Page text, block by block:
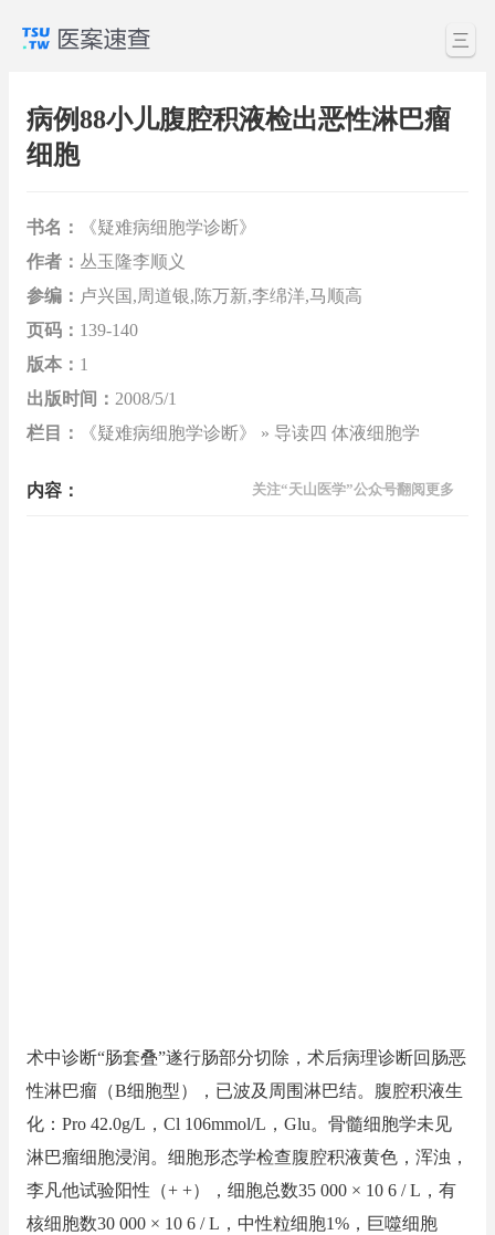
三
病例88小儿腹腔积液检出恶性淋巴瘤
细胞
书名：
《疑难病细胞学诊断》
作者： 丛玉隆李顺义
参编： 卢兴国,周道银,陈万新,李绵洋,马顺高
页码： 139-140
版本： 1
出版时间： 2008/5/1
栏目：
《疑难病细胞学诊断》 » 导读四 体液细胞学
内容： 关注“天山医学”公众号翻阅更多
术中诊断“肠套叠”遂行肠部分切除，术后病理诊断回肠恶
性淋巴瘤（B细胞型），已波及周围淋巴结。腹腔积液生
化：Pro 42.0g/L，Cl 106mmol/L，Glu。骨髓细胞学未见
淋巴瘤细胞浸润。细胞形态学检查腹腔积液黄色，浑浊，
李凡他试验阳性（+ +），细胞总数35 000 × 10 6 / L，有
核细胞数30 000 × 10 6 / L，中性粒细胞1%，巨噬细胞